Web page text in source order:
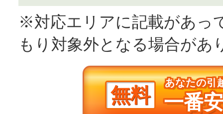
※対応エリアに記載があっ
もり対象外となる場合があ
無料
あなたの引
一番